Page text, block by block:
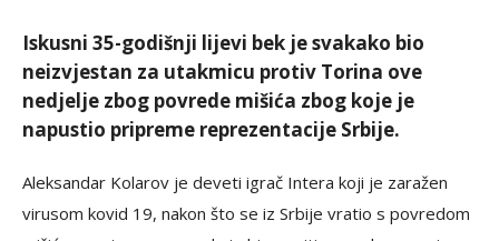
Iskusni 35-godišnji lijevi bek je svakako bio
neizvjestan za utakmicu protiv Torina ove
nedjelje zbog povrede mišića zbog koje je
napustio pripreme reprezentacije Srbije.
Aleksandar Kolarov je deveti igrač Intera koji je zaražen
virusom kovid 19, nakon što se iz Srbije vratio s povredom